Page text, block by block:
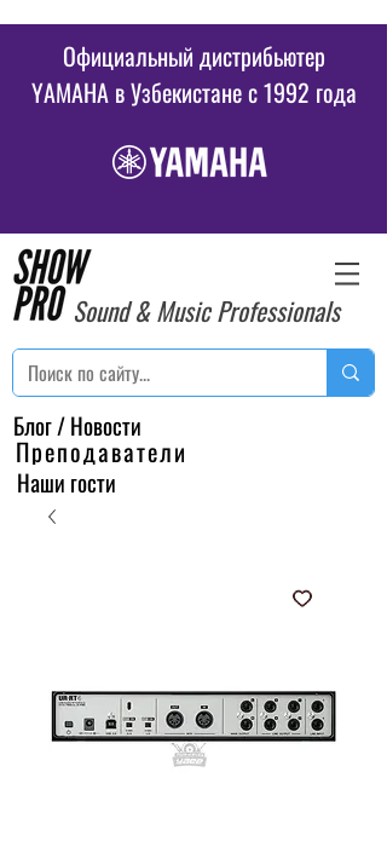
Официальный дистрибьютер
YAMAHA в Узбекистане c 1992 года
Sound & Music Professionals
Блог / Новости
Преподаватели
Наши гости